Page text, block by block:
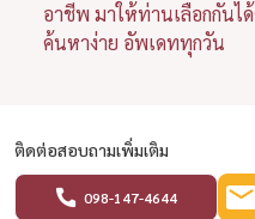
อาชีพ มาให้ท่านเลือกกันไ
ค้นหาง่าย อัพเดททุกวัน
ติดต่อสอบถามเพิ่มเติม
098-147-4644